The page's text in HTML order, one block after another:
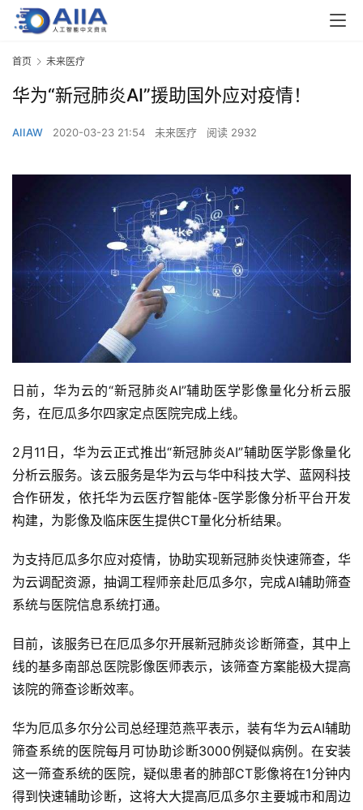
首页 未来医疗
华为“新冠肺炎AI”援助国外应对疫情！
AIIAW 2020-03-23 21:54 未来医疗 阅读 2932
日前，华为云的“新冠肺炎AI”辅助医学影像量化分析云服
务，在厄瓜多尔四家定点医院完成上线。
2月11日，华为云正式推出“新冠肺炎AI”辅助医学影像量化
分析云服务。该云服务是华为云与华中科技大学、蓝网科技
合作研发，依托华为云医疗智能体-医学影像分析平台开发
构建，为影像及临床医生提供CT量化分析结果。
为支持厄瓜多尔应对疫情，协助实现新冠肺炎快速筛查，华
为云调配资源，抽调工程师亲赴厄瓜多尔，完成AI辅助筛查
系统与医院信息系统打通。
目前，该服务已在厄瓜多尔开展新冠肺炎诊断筛查，其中上
线的基多南部总医院影像医师表示，该筛查方案能极大提高
该院的筛查诊断效率。
华为厄瓜多尔分公司总经理范燕平表示，装有华为云AI辅助
筛查系统的医院每月可协助诊断3000例疑似病例。在安装
这一筛查系统的医院，疑似患者的肺部CT影像将在1分钟内
得到快速辅助诊断，这将大大提高厄瓜多尔主要城市和周边